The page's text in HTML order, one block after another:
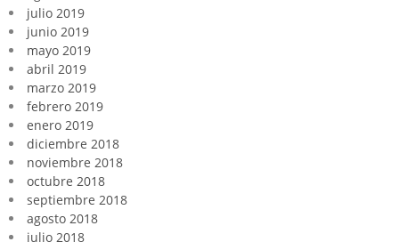
julio 2019
junio 2019
mayo 2019
abril 2019
marzo 2019
febrero 2019
enero 2019
diciembre 2018
noviembre 2018
octubre 2018
septiembre 2018
agosto 2018
julio 2018